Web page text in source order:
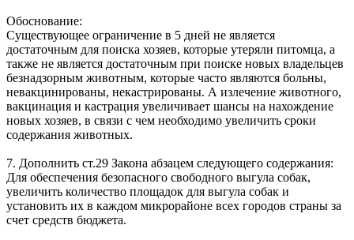
Обоснование:
Существующее ограничение в 5 дней не является
достаточным для поиска хозяев, которые утеряли питомца, а
также не является достаточным при поиске новых владельцев
безнадзорным животным, которые часто являются больны,
невакцинированы, некастрированы. А излечение животного,
вакцинация и кастрация увеличивает шансы на нахождение
новых хозяев, в связи с чем необходимо увеличить сроки
содержания животных.
7. Дополнить ст.29 Закона абзацем следующего содержания:
Для обеспечения безопасного свободного выгула собак,
увеличить количество площадок для выгула собак и
установить их в каждом микрорайоне всех городов страны за
счет средств бюджета.